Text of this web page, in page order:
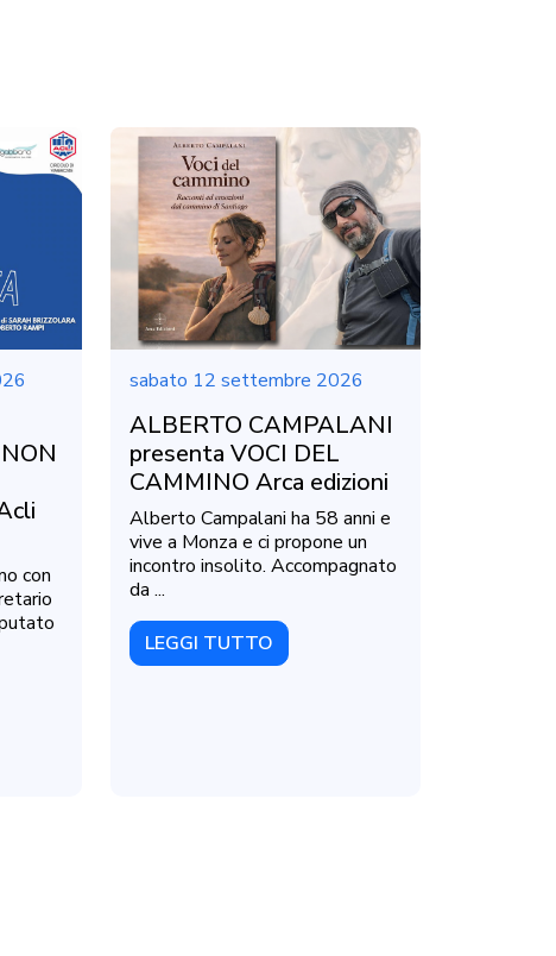
con
sabato 12 settembre 2026
ALBERTO CAMPALANI
presenta VOCI DEL
CAMMINO Arca edizioni
Alberto Campalani ha 58 anni e
vive a Monza e ci propone un
incontro insolito. Accompagnato
da ...
LEGGI TUTTO